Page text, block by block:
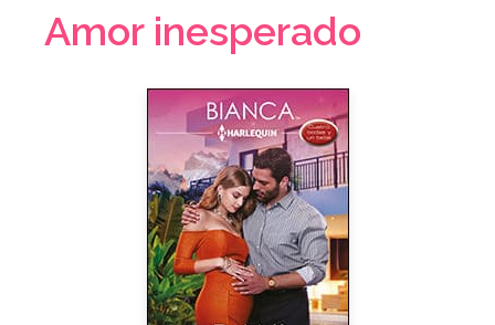
Amor inesperado